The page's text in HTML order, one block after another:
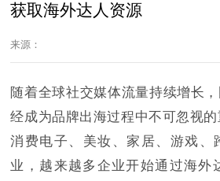
获取海外达人资源
来源：
随着全球社交媒体流量持续增长
经成为品牌出海过程中不可忽视
消费电子、美妆、家居、游戏、
业，越来越多企业开始通过海外